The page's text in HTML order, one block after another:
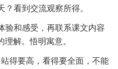
？看到交流观察所得。
和感受，再联系课文内容
解。悟明寓意。
要高，看得要全面，不能